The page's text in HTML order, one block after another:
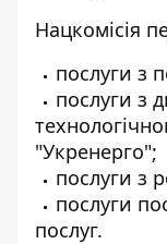
Нацкомісія
послуги з
послуги з
"Укренерго";
послуги з
послуги
послуг.